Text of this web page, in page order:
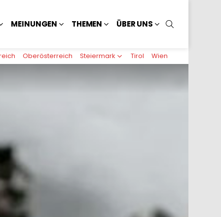
MEINUNGEN THEMEN ÜBER UNS
Oberösterreich Steiermark Tirol Wien